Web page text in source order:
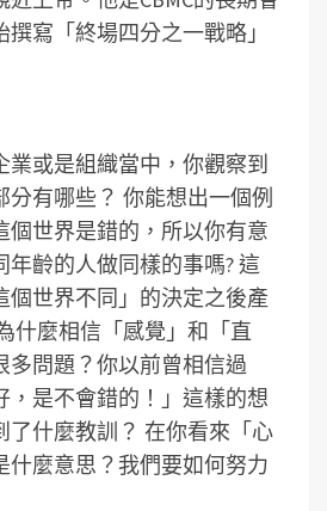
撰寫「終場四分之一戰略」
或是組織當中，你觀察到
分有哪些？ 你能想出一個例
個世界是錯的，所以你有意
年齡的人做同樣的事嗎? 這
個世界不同」的決定之後產
什麼相信「感覺」和「直
多問題？你以前曾相信過
，是不會錯的！」這樣的想
了什麼教訓？ 在你看來「心
什麼意思？我們要如何努力